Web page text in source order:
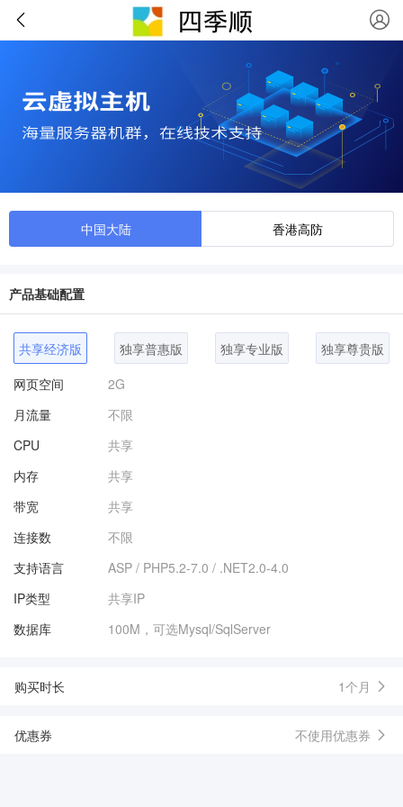
中国大陆 香港高防
产品基础配置
共享经济版 独享普惠版 独享专业版
独享尊贵版
网页空间
2G
月流量
不限
CPU
共享
内存
共享
带宽
共享
连接数
不限
支持语言
ASP / PHP5.2-7.0 / .NET2.0-4.0
IP类型
共享IP
数据库
100M，可选Mysql/SqlServer
购买时长 1个月
优惠券 不使用优惠券